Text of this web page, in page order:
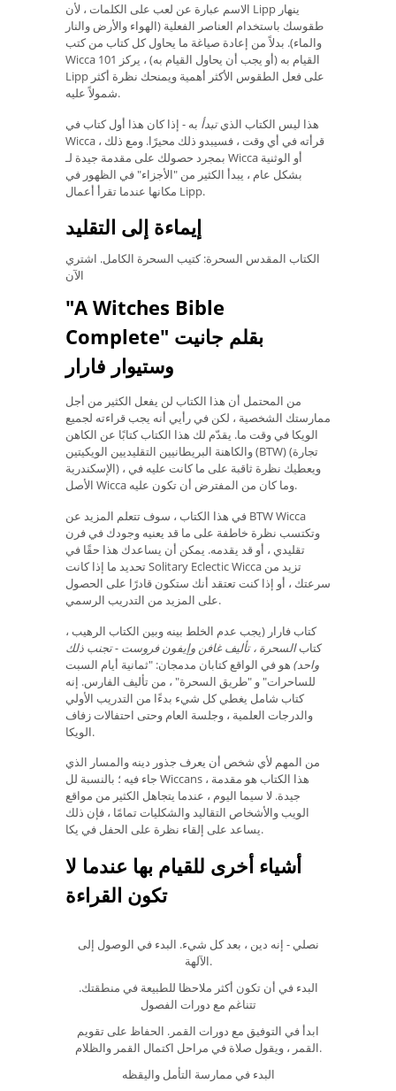
الاسم عبارة عن لعب على الكلمات ، لأن Lipp ينهار
طقوسك باستخدام العناصر الفعلية (الهواء والأرض والنار
والماء). بدلاً من إعادة صياغة ما يحاول كل كتاب من كتب
Wicca 101 القيام به (أو يجب أن يحاول القيام به) ، يركز
Lipp على فعل الطقوس الأكثر أهمية ويمنحك نظرة أكثر
شمولاً عليه.
هذا ليس الكتاب الذيتبدأ به - إذا كان هذا أول كتاب في
Wicca قرأته في أي وقت ، فسيبدو ذلك محيرًا. ومع ذلك ،
بمجرد حصولك على مقدمة جيدة لـ Wicca أو الوثنية
بشكل عام ، يبدأ الكثير من "الأجزاء" في الظهور في
مكانها عندما تقرأ أعمال Lipp.
إيماءة إلى التقليد
الكتاب المقدس السحرة: كتيب السحرة الكامل. اشتري
الآن
"A Witches Bible
Complete" بقلم جانيت
وستيوار فارار
من المحتمل أن هذا الكتاب لن يفعل الكثير من أجل
ممارستك الشخصية ، لكن في رأيي أنه يجب قراءته لجميع
الويكا في وقت ما. يقدّم لك هذا الكتاب كتابًا عن الكاهن
والكاهنة البريطانيين التقليديين الويكيتين (BTW) (تجارة
الإسكندرية) ، ويعطيك نظرة ثاقبة على ما كانت عليه في
الأصل Wicca وما كان من المفترض أن تكون عليه.
في هذا الكتاب ، سوف تتعلم المزيد عن BTW Wicca
وتكتسب نظرة خاطفة على ما قد يعنيه وجودك في فرن
تقليدي ، أو قد يقدمه. يمكن أن يساعدك هذا حقًا في
تحديد ما إذا كانت Solitary Eclectic Wicca تزيد من
سرعتك ، أو إذا كنت تعتقد أنك ستكون قادرًا على الحصول
على المزيد من التدريب الرسمي.
كتاب فارار (يجب عدم الخلط بينه وبين الكتاب الرهيب ،
كتابالسحرة ، تأليف غافن وإيفون فروست - تجنب ذلك
واحد) هو في الواقع كتابان مدمجان: "ثمانية أيام السبت
للساحرات" و "طريق السحرة" ، من تأليف الفارس. إنه
كتاب شامل يغطي كل شيء بدءًا من التدريب الأولي
والدرجات العلمية ، وجلسة العام وحتى احتفالات زفاف
الويكا.
من المهم لأي شخص أن يعرف جذور دينه والمسار الذي
جاء فيه ؛ بالنسبة لل Wiccans ، هذا الكتاب هو مقدمة
جيدة. لا سيما اليوم ، عندما يتجاهل الكثير من مواقع
الويب والأشخاص التقاليد والشكليات تمامًا ، فإن ذلك
يساعد على إلقاء نظرة على الحفل في يكا.
أشياء أخرى للقيام بها عندما لا
تكون القراءة
نصلي - إنه دين ، بعد كل شيء. البدء في الوصول إلى
الآلهة.
البدء في أن تكون أكثر ملاحظا للطبيعة في منطقتك.
تتناغم مع دورات الفصول
ابدأ في التوفيق مع دورات القمر. الحفاظ على تقويم
القمر ، ويقول صلاة في مراحل اكتمال القمر والظلام.
البدء في ممارسة التأمل واليقظه